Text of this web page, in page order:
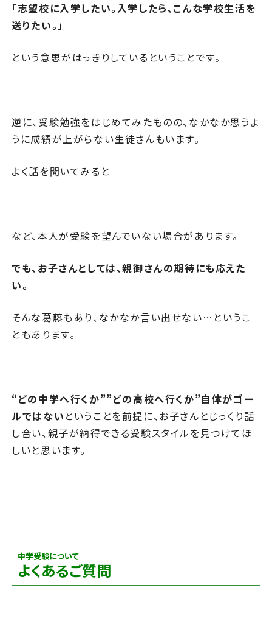
「志望校に入学したい。入学したら、こんな学校生活を
送りたい。」
という意思がはっきりしているということです。
逆に、受験勉強をはじめてみたものの、なかなか思うよ
うに成績が上がらない生徒さんもいます。
よく話を聞いてみると
など、本人が受験を望んでいない場合があります。
でも、お子さんとしては、親御さんの期待にも応えた
い。
そんな葛藤もあり、なかなか言い出せない…というこ
ともあります。
“どの中学へ行くか””どの高校へ行くか”自体がゴー
ルではない ということを前提に、お子さんとじっくり話
し合い、親子が納得できる受験スタイルを見つけてほ
しいと思います。
中学受験について
よくあるご質問